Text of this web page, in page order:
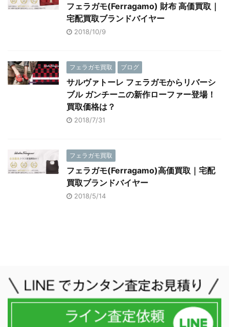
フェラガモ(Ferragamo) 財布 高価買取｜
宅配買取ブランドバイヤー
2018/10/9
フェラガモ買取 ブログ
サルヴァトーレ フェラガモからリバーシ
ブル ガンチーニの新作ローファー登場！
買取価格は？
2018/7/31
フェラガモ買取
フェラガモ(Ferragamo)高価買取｜宅配
買取ブランドバイヤー
2018/5/14